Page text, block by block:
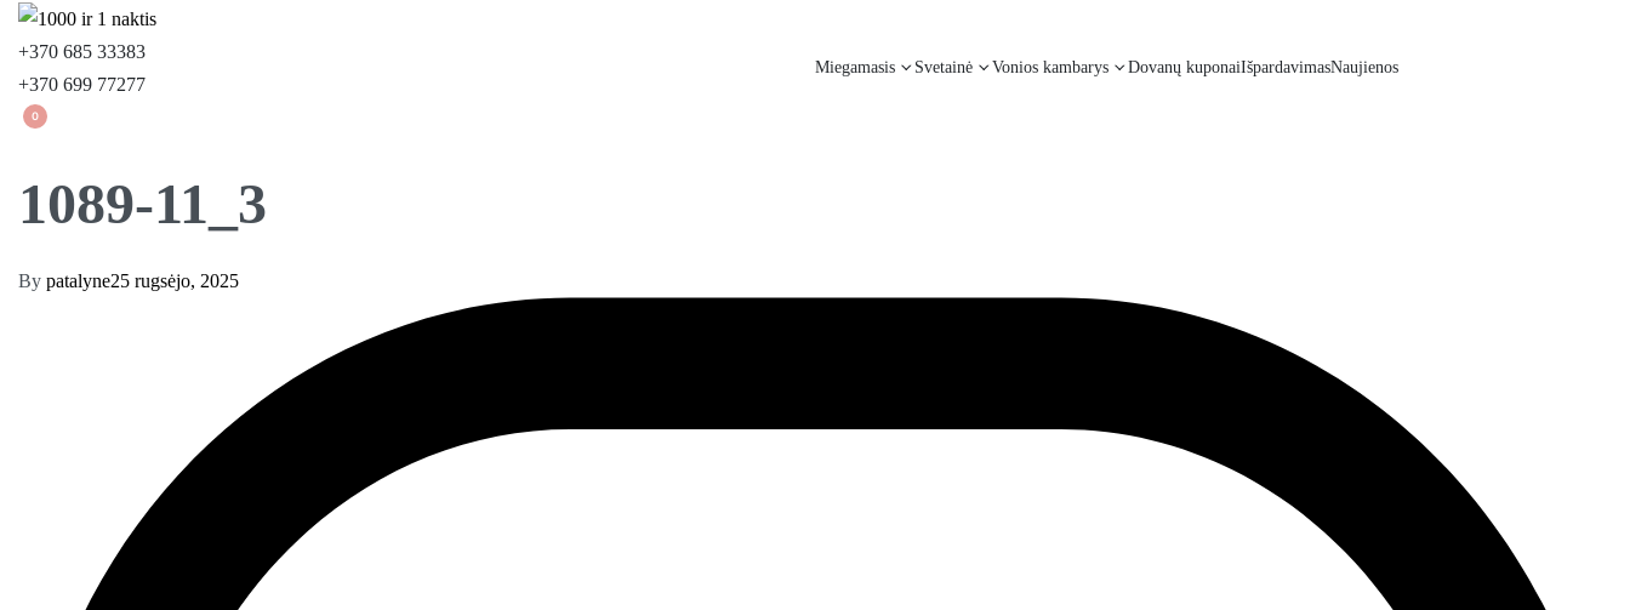
+370 685 33383
+370 699 77277
0
Miegamasis Svetainė Vonios kambarys Dovanų kuponaiIšpardavimasNaujienos
1089-11_3
By patalyne25 rugsėjo, 2025